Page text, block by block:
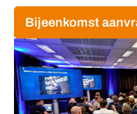
Bijeenkomst